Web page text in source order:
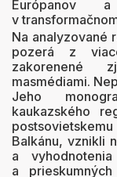
Európanov
v
Na analyzované
pozerá z
zakorenené
masmédiami.
Jeho
kaukazského
Balkánu, vznikli
a
a